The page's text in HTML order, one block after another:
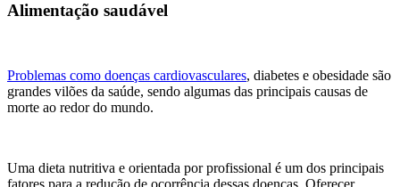
Alimentação saudável
Problemas como doenças cardiovasculares, diabetes e obesidade são
grandes vilões da saúde, sendo algumas das principais causas de
morte ao redor do mundo.
Uma dieta nutritiva e orientada por profissional é um dos principais
fatores para a redução de ocorrência dessas doenças. Oferecer